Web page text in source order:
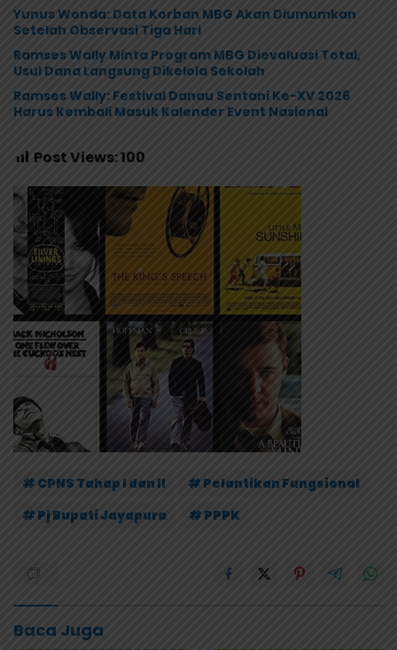
Yunus Wonda: Data Korban MBG Akan Diumumkan
Setelah Observasi Tiga Hari
Ramses Wally Minta Program MBG Dievaluasi Total,
Usul Dana Langsung Dikelola Sekolah
Ramses Wally: Festival Danau Sentani Ke-XV 2026
Harus Kembali Masuk Kalender Event Nasional
Post Views:100
# CPNS Tahap I dan II
# Pelantikan Fungsional
# Pj Bupati Jayapura
# PPPK
Baca Juga